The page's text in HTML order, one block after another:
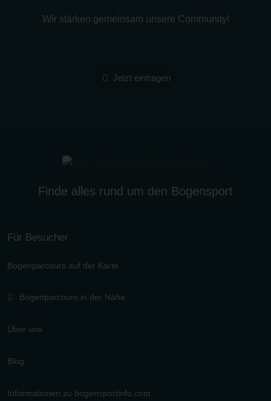
Wir stärken gemeinsam unsere Community!
Jetzt eintragen
Finde alles rund um den Bogensport
Für Besucher
Bogenparcours auf der Karte
Bogenparcours in der Nähe
Über uns
Blog
Informationen zu bogensportinfo.com